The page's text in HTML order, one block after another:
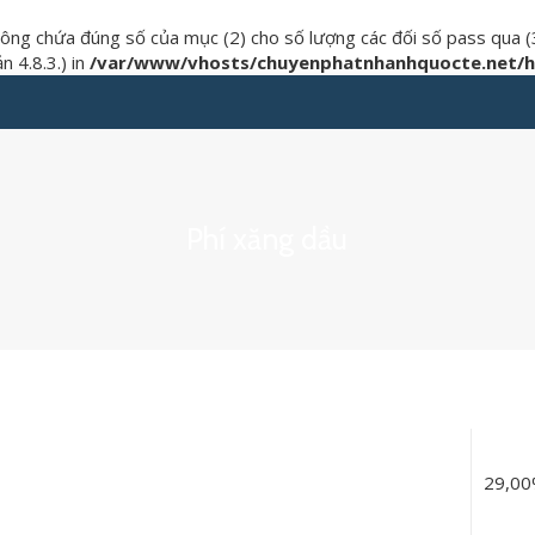
chứa đúng số của mục (2) cho số lượng các đối số pass qua
4.8.3.) in /var/www/vhosts/